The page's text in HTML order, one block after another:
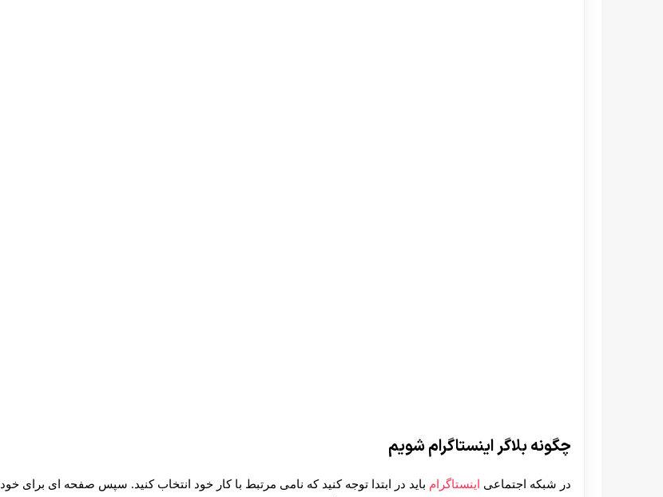
چگونه بلاگر اینستاگرام شویم
در شبکه اجتماعی اینستاگرام باید در ابتدا توجه کنید که نامی مرتبط با کار خود انتخاب کنید. سپس صفحه ای برای خود